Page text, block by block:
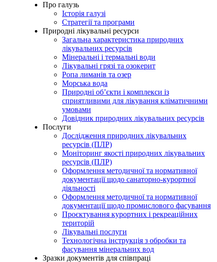
Про галузь
Історія галузі
Стратегії та програми
Природні лікувальні ресурси
Загальна характеристика природних
лікувальних ресурсів
Мінеральні і термальні води
Лікувальні грязі та озокерит
Ропа лиманів та озер
Морська вода
Природні об’єкти і комплекси із
сприятливими для лікування кліматичними
умовами
Довідник природних лікувальних ресурсів
Послуги
Дослідження природних лікувальних
ресурсів (ПЛР)
Моніторинг якості природних лікувальних
ресурсів (ПЛР)
Оформлення методичної та нормативної
документації щодо санаторно-курортної
діяльності
Оформлення методичної та нормативної
документації щодо промислового фасування
Проєктування курортних і рекреаційних
територій
Лікувальні послуги
Технологічна інструкція з обробки та
фасування мінеральних вод
Зразки документів для співпраці